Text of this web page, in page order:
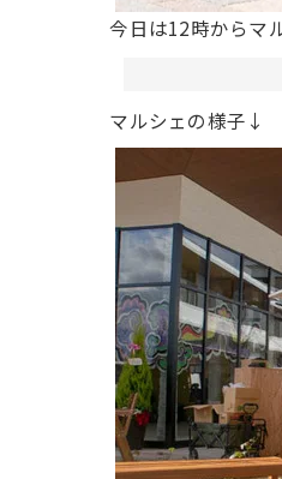
今日は12時からマ
マルシェの様子↓